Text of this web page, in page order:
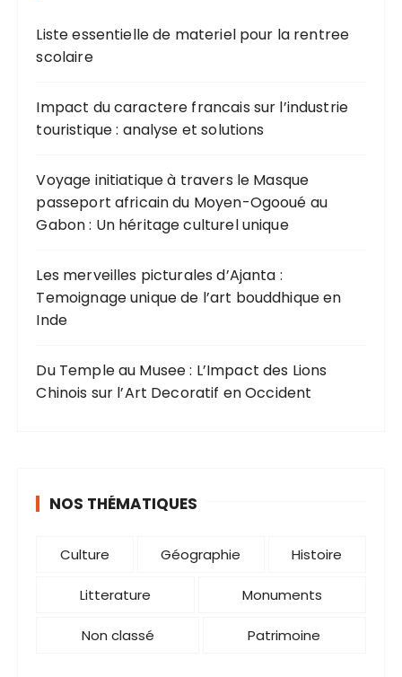
e
p
u
r
:
Liste essentielle de materiel pour la rentree
scolaire
Impact du caractere francais sur l’industrie
touristique : analyse et solutions
Voyage initiatique à travers le Masque
passeport africain du Moyen-Ogooué au
Gabon : Un héritage culturel unique
Les merveilles picturales d’Ajanta :
Temoignage unique de l’art bouddhique en
Inde
Du Temple au Musee : L’Impact des Lions
Chinois sur l’Art Decoratif en Occident
NOS THÉMATIQUES
Culture Géographie Histoire
Litterature Monuments
Non classé Patrimoine